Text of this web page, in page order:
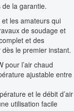
la garantie.
les amateurs qui
de soudage et
et des
le premier instant.
pour l’air chaud
ajustable entre
et le débit d’air
utilisation facile